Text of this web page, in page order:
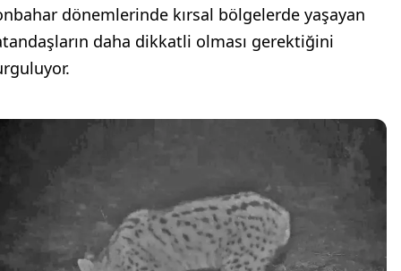
dönemlerinde kırsal bölgelerde yaşayan
daha dikkatli olması gerektiğini